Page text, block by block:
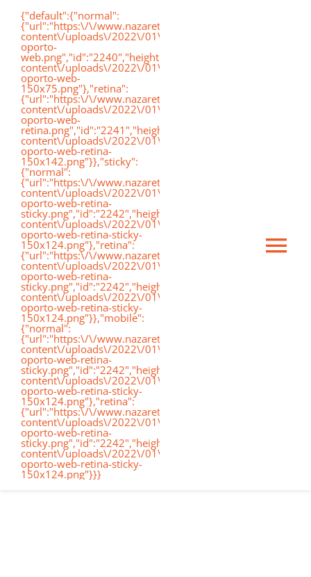
Saltar
contenido
{"default":{"normal":
{"url":"https:\/\/www.nazaretoporto.org\/wp-
content\/uploads\/2022\/01\/logo-
oporto-
content\/uploads\/2022\/01\/logo-
oporto-web-
150x75.png"},"retina":
{"url":"https:\/\/www.nazaretoporto.org\/wp-
content\/uploads\/2022\/01\/logo-
oporto-web-
content\/uploads\/2022\/01\/logo-
oporto-web-retina-
150x142.png"}},"sticky":
{"normal":
{"url":"https:\/\/www.nazaretoporto.org\/wp-
content\/uploads\/2022\/01\/logo-
oporto-web-retina-
content\/uploads\/2022\/01\/logo-
oporto-web-retina-sticky-
150x124.png"},"retina":
{"url":"https:\/\/www.nazaretoporto.org\/wp-
content\/uploads\/2022\/01\/logo-
oporto-web-retina-
content\/uploads\/2022\/01\/logo-
oporto-web-retina-sticky-
150x124.png"}},"mobile":
{"normal":
{"url":"https:\/\/www.nazaretoporto.org\/wp-
content\/uploads\/2022\/01\/logo-
oporto-web-retina-
content\/uploads\/2022\/01\/logo-
oporto-web-retina-sticky-
150x124.png"},"retina":
{"url":"https:\/\/www.nazaretoporto.org\/wp-
content\/uploads\/2022\/01\/logo-
oporto-web-retina-
content\/uploads\/2022\/01\/logo-
oporto-web-retina-sticky-
150x124.png"}}}